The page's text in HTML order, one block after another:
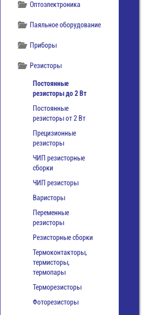
Оптоэлектроника
Паяльное оборудование
Приборы
Резисторы
Постоянные
резисторы до 2 Вт
Постоянные
резисторы от 2 Вт
Прецизионные
резисторы
ЧИП резисторные
сборки
ЧИП резисторы
Варисторы
Переменные
резисторы
Резисторные сборки
Термоконтакторы,
термисторы,
термопары
Терморезисторы
Фоторезисторы